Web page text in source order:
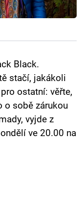
Black.
stačí, jakákoli
ostatní: věřte,
o sobě zárukou
vyjde z
ve 20.00 na